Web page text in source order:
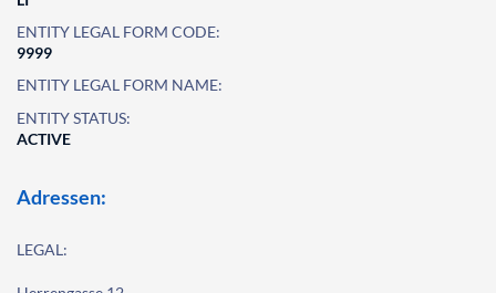
ENTITY LEGAL FORM CODE:
9999
ENTITY LEGAL FORM NAME:
ENTITY STATUS:
ACTIVE
Adressen:
LEGAL: